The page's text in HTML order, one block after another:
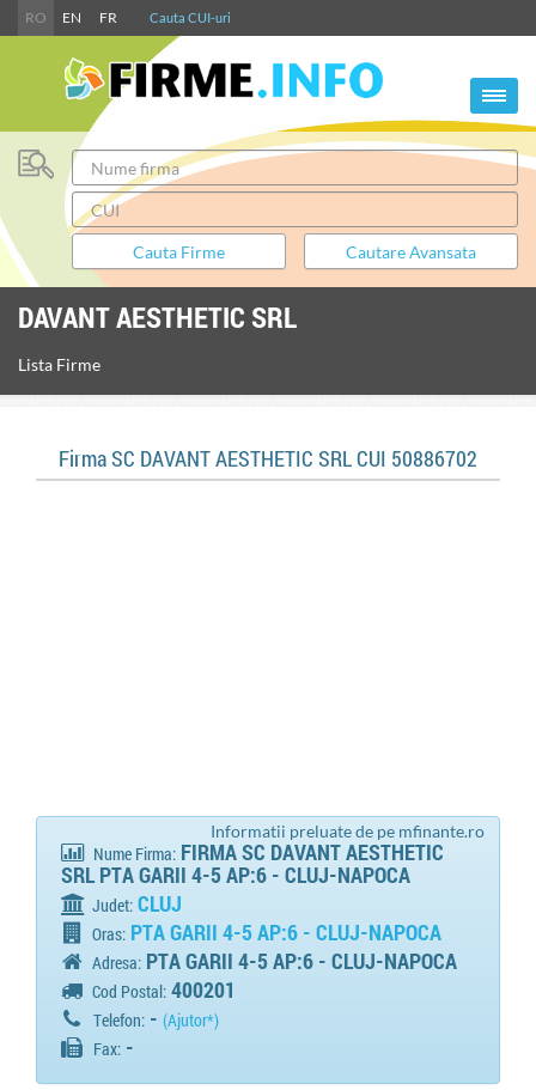
RO EN FR Cauta CUI-uri
DAVANT AESTHETIC SRL
Lista Firme
Firma SC DAVANT AESTHETIC SRL CUI 50886702
Informatii preluate de pe mfinante.ro
Nume Firma: FIRMA SC DAVANT AESTHETIC
SRL PTA GARII 4-5 AP:6 - CLUJ-NAPOCA
Judet: CLUJ
Oras: PTA GARII 4-5 AP:6 - CLUJ-NAPOCA
Adresa: PTA GARII 4-5 AP:6 - CLUJ-NAPOCA
Cod Postal: 400201
Telefon: -(Ajutor*)
Fax: -